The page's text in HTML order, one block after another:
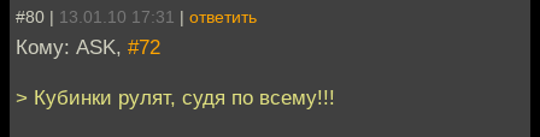
#80 | 13.01.10 17:31 | ответить
Кому: ASK, #72
> Кубинки рулят, судя по всему!!!